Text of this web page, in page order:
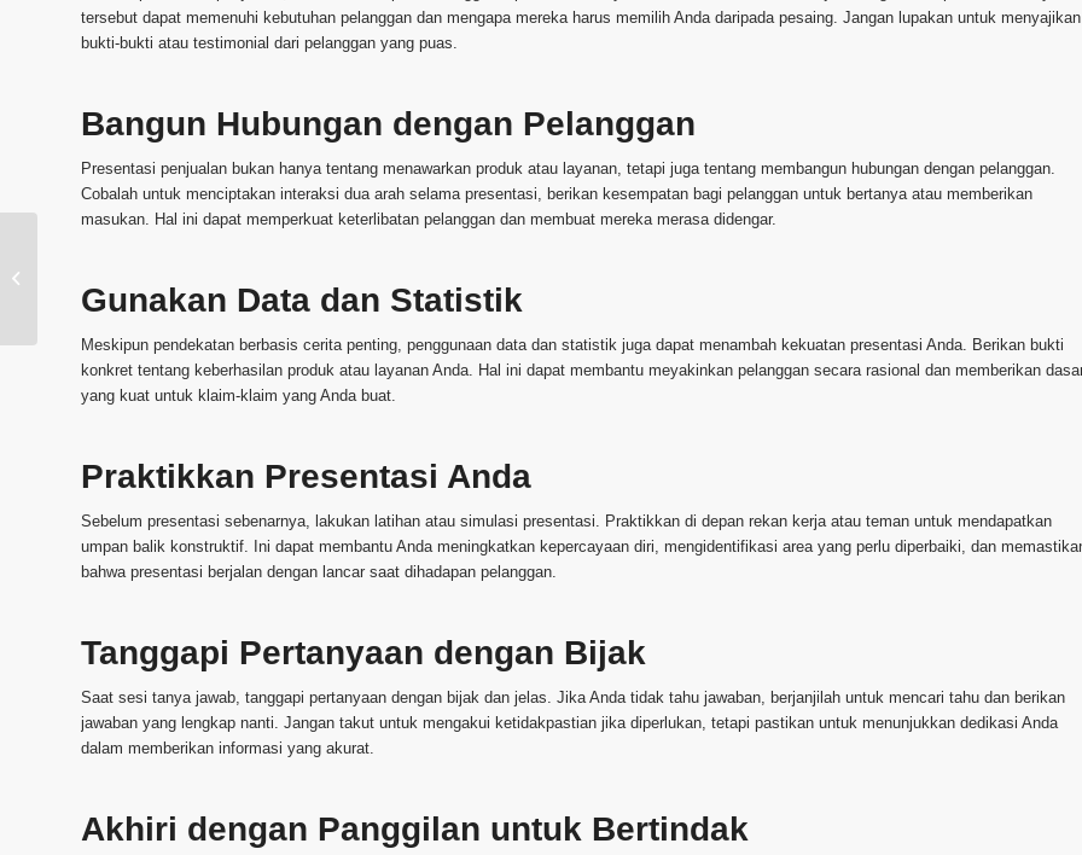
tersebut dapat memenuhi kebutuhan pelanggan dan mengapa mereka harus memilih Anda daripada pesaing. Jangan lupakan untuk menyajikan
bukti-bukti atau testimonial dari pelanggan yang puas.
Bangun Hubungan dengan Pelanggan
Presentasi penjualan bukan hanya tentang menawarkan produk atau layanan, tetapi juga tentang membangun hubungan dengan pelanggan.
Cobalah untuk menciptakan interaksi dua arah selama presentasi, berikan kesempatan bagi pelanggan untuk bertanya atau memberikan
masukan. Hal ini dapat memperkuat keterlibatan pelanggan dan membuat mereka merasa didengar.
Gunakan Data dan Statistik
Meskipun pendekatan berbasis cerita penting, penggunaan data dan statistik juga dapat menambah kekuatan presentasi Anda. Berikan bukti
konkret tentang keberhasilan produk atau layanan Anda. Hal ini dapat membantu meyakinkan pelanggan secara rasional dan memberikan
yang kuat untuk klaim-klaim yang Anda buat.
Praktikkan Presentasi Anda
Sebelum presentasi sebenarnya, lakukan latihan atau simulasi presentasi. Praktikkan di depan rekan kerja atau teman untuk mendapatkan
umpan balik konstruktif. Ini dapat membantu Anda meningkatkan kepercayaan diri, mengidentifikasi area yang perlu diperbaiki, dan
bahwa presentasi berjalan dengan lancar saat dihadapan pelanggan.
Tanggapi Pertanyaan dengan Bijak
Saat sesi tanya jawab, tanggapi pertanyaan dengan bijak dan jelas. Jika Anda tidak tahu jawaban, berjanjilah untuk mencari tahu dan berikan
jawaban yang lengkap nanti. Jangan takut untuk mengakui ketidakpastian jika diperlukan, tetapi pastikan untuk menunjukkan dedikasi Anda
dalam memberikan informasi yang akurat.
Akhiri dengan Panggilan untuk Bertindak
Desain Presentasi